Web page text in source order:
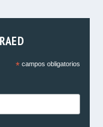
*campos obligatorios